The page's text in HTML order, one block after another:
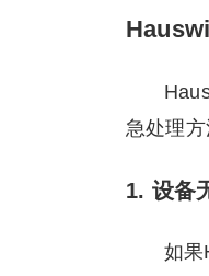
急处理
1. 设备
如果